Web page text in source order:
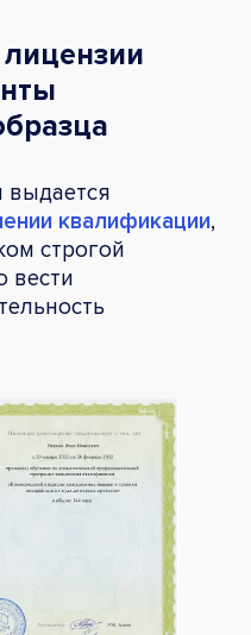
выдается
квалификации,
строгой
вести